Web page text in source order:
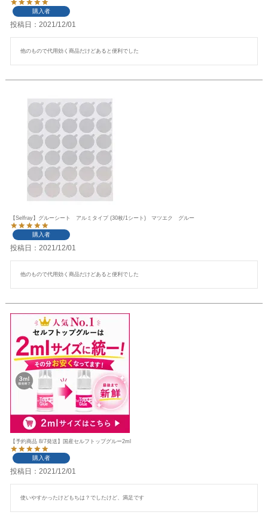
購入者
投稿日 2021/12/01
他のもので代用効く商品だけどあると便利でした
【Selfray】グルーシート アルミタイプ (30枚/1シート) マツエク グルー
購入者
投稿日 2021/12/01
他のもので代用効く商品だけどあると便利でした
【予約商品 8/7発送】国産セルフトップグルー2ml
購入者
投稿日 2021/12/01
使いやすかったけどもちは？でしたけど、満足です